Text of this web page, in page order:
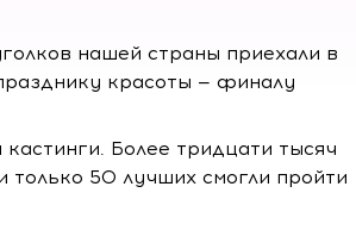
нашей страны приехали в
красоты — финалу
Более тридцати тысяч
только 50 лучших смогли пройти